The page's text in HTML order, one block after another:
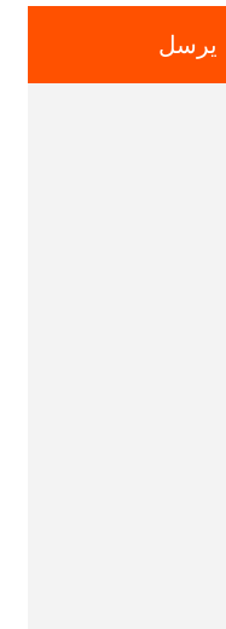
يرسل